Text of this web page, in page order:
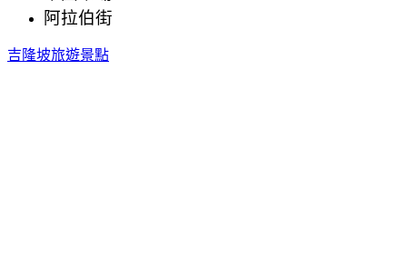
阿拉伯街
吉隆坡旅遊景點